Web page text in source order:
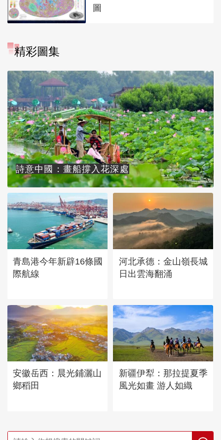
圖
精彩圖集
詩意中國：畫船撐入花深處
青島港今年新辟16條國
際航線
河北承德：金山嶺長城
日出雲海翻涌
安徽岳西：晨光鋪灑山
鄉稻田
新疆伊犁：那拉提夏季
風光如畫 游人如織